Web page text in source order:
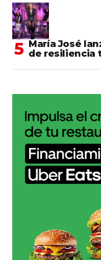
María José
de resiliencia